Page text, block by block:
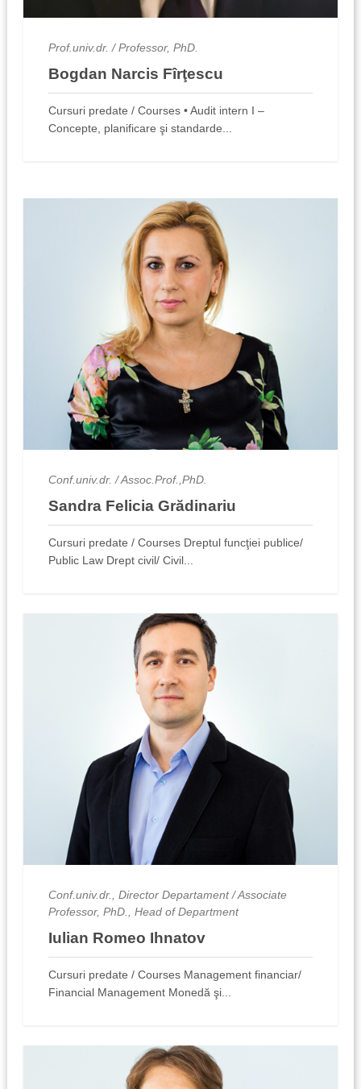
Prof.univ.dr. / Professor, PhD.
Bogdan Narcis Fîrţescu
Cursuri predate / Courses • Audit intern I –
Concepte, planificare şi standarde...
Conf.univ.dr. / Assoc.Prof.,PhD.
Sandra Felicia Grădinariu
Cursuri predate / Courses Dreptul funcţiei publice/
Public Law Drept civil/ Civil...
Conf.univ.dr., Director Departament / Associate
Professor, PhD., Head of Department
Iulian Romeo Ihnatov
Cursuri predate / Courses Management financiar/
Financial Management Monedă şi...